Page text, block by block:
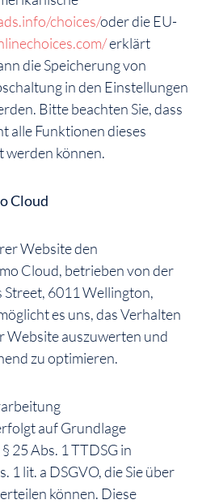
choices/oder die EU-
erklärt
die Speicherung von
in den Einstellungen
Bitte beachten Sie, dass
alle Funktionen dieses
werden können.
Cloud
Website den
Cloud, betrieben von der
6011 Wellington,
es uns, das Verhalten
Website auszuwerten und
zu optimieren.
auf Grundlage
25 Abs. 1 TTDSG in
1 lit. a DSGVO, die Sie über
können. Diese